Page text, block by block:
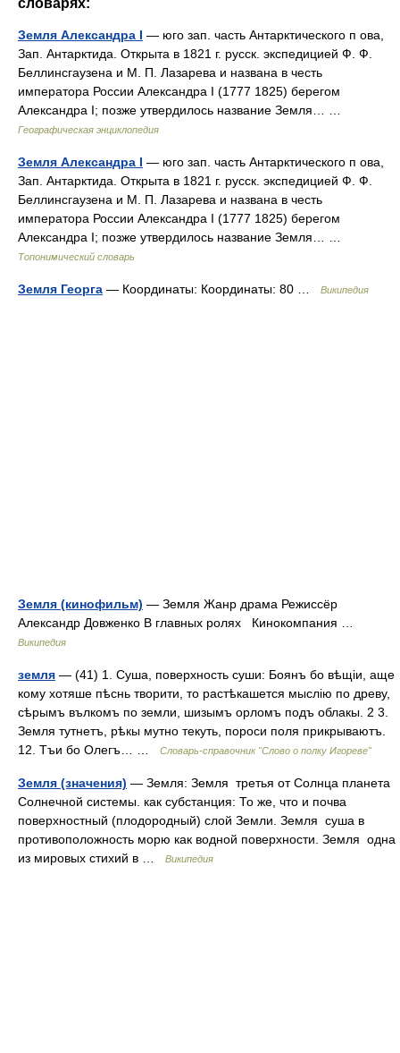
словарях:
Земля Александра I — юго зап. часть Антарктического п ова,
Зап. Антарктида. Открыта в 1821 г. русск. экспедицией Ф. Ф.
Беллинсгаузена и М. П. Лазарева и названа в честь
императора России Александра I (1777 1825) берегом
Александра I; позже утвердилось название Земля… …
Географическая энциклопедия
Земля Александра I — юго зап. часть Антарктического п ова,
Зап. Антарктида. Открыта в 1821 г. русск. экспедицией Ф. Ф.
Беллинсгаузена и М. П. Лазарева и названа в честь
императора России Александра I (1777 1825) берегом
Александра I; позже утвердилось название Земля… …
Топонимический словарь
Земля Георга — Координаты: Координаты: 80 … Википедия
Земля (кинофильм) — Земля Жанр драма Режиссёр
Александр Довженко В главных ролях Кинокомпания …
Википедия
земля — (41) 1. Суша, поверхность суши: Боянъ бо вѣщіи, аще
кому хотяше пѣснь творити, то растѣкашется мыслію по древу,
сѣрымъ вълкомъ по земли, шизымъ орломъ подъ облакы. 2 3.
Земля тутнетъ, рѣкы мутно текуть, пороси поля прикрываютъ.
12. Тъи бо Олегъ… …
Словарь-справочник "Слово о полку Игореве"
Земля (значения) — Земля: Земля третья от Солнца планета
Солнечной системы. как субстанция: То же, что и почва
поверхностный (плодородный) слой Земли. Земля суша в
противоположность морю как водной поверхности. Земля одна
из мировых стихий в …
Википедия